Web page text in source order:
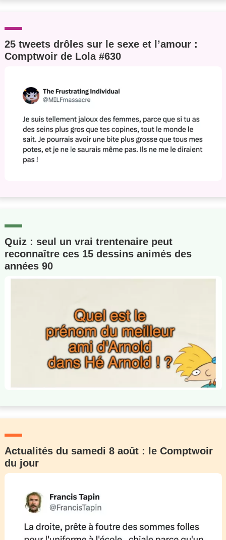
25 tweets drôles sur le sexe et l’amour :
Comptwoir de Lola #630
Quiz : seul un vrai trentenaire peut
reconnaître ces 15 dessins animés des
années 90
Actualités du samedi 8 août : le Comptwoir
du jour